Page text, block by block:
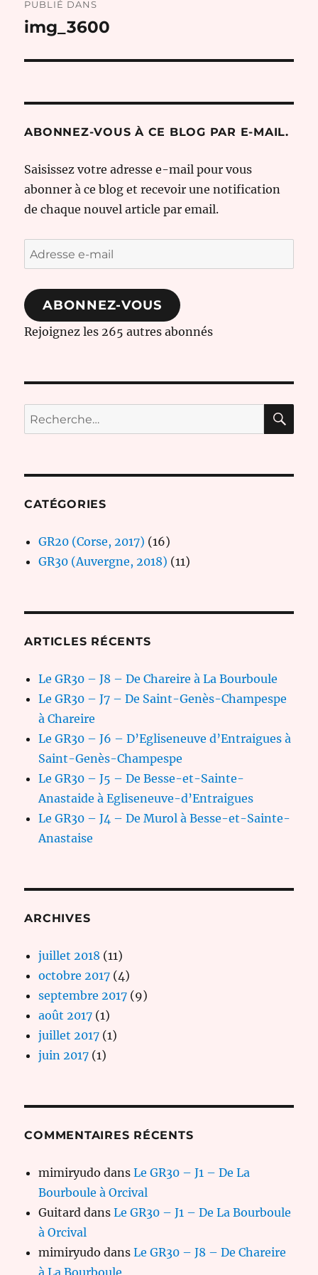
de
PUBLIÉ DANS
img_3600
ABONNEZ-VOUS À CE BLOG PAR E-MAIL.
Saisissez votre adresse e-mail pour vous
abonner à ce blog et recevoir une notification
de chaque nouvel article par email.
Adresse
e-
mail
ABONNEZ-VOUS
Rejoignez les 265 autres abonnés
Recherche
pour :
CATÉGORIES
GR20 (Corse, 2017) (16)
GR30 (Auvergne, 2018) (11)
ARTICLES RÉCENTS
Le GR30 – J8 – De Chareire à La Bourboule
Le GR30 – J7 – De Saint-Genès-Champespe
à Chareire
Le GR30 – J6 – D’Egliseneuve d’Entraigues à
Saint-Genès-Champespe
Le GR30 – J5 – De Besse-et-Sainte-
Anastaide à Egliseneuve-d’Entraigues
Le GR30 – J4 – De Murol à Besse-et-Sainte-
Anastaise
ARCHIVES
juillet 2018 (11)
octobre 2017 (4)
septembre 2017 (9)
août 2017 (1)
juillet 2017 (1)
juin 2017 (1)
COMMENTAIRES RÉCENTS
mimiryudo dansLe GR30 – J1 – De La
Bourboule à Orcival
Guitard dansLe GR30 – J1 – De La Bourboule
à Orcival
mimiryudo dansLe GR30 – J8 – De Chareire